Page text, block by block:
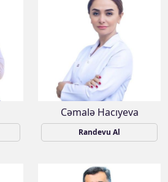
Cəmalə Hacıyeva
Randevu Al